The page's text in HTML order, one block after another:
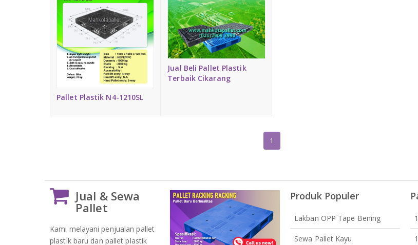
Pallet Plastik N4-1210SL
Jual Beli Pallet Plastik
Terbaik Cikarang
1
Jual & Sewa
Pallet
Kami melayani penjualan pallet
plastik baru dan pallet plastik
Produk Populer
Lakban OPP Tape Bening
Sewa Pallet Kayu